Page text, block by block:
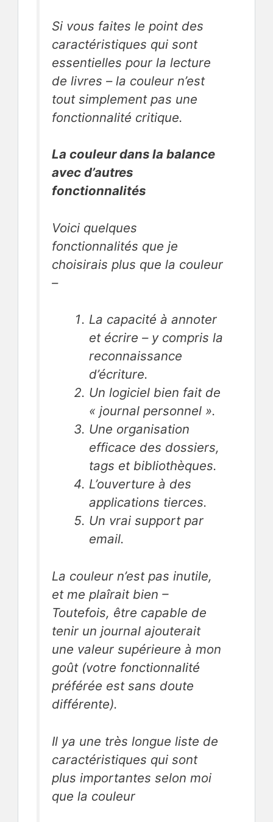
Si vous faites le point des
caractéristiques qui sont
essentielles pour la lecture
de livres – la couleur n’est
tout simplement pas une
fonctionnalité critique.
La couleur dans la balance
avec d’autres
fonctionnalités
Voici quelques
fonctionnalités que je
choisirais plus que la couleur
–
La capacité à annoter
et écrire – y compris la
reconnaissance
d’écriture.
Un logiciel bien fait de
« journal personnel ».
Une organisation
efficace des dossiers,
tags et bibliothèques.
L’ouverture à des
applications tierces.
Un vrai support par
email.
La couleur n’est pas inutile,
et me plaîrait bien –
Toutefois, être capable de
tenir un journal ajouterait
une valeur supérieure à mon
goût (votre fonctionnalité
préférée est sans doute
différente).
Il ya une très longue liste de
caractéristiques qui sont
plus importantes selon moi
que la couleur